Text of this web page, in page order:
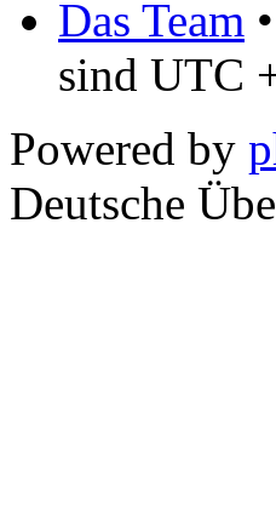
Das Team •
sind UTC
Powered by
Deutsche